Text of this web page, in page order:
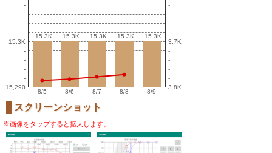
-
-
-
-
15.3K
-
-
-
-
15,290
15.3K
15.3K 15.3K
15.3K 15.3K
15.3K 15.3K
15.3K 15.3K
15.3K
8/5 8/6 8/7 8/8 8/9
-
-
-
-
3.7K
-
-
-
-
3.8K
スクリーンショット
※画像をタップすると拡大します。